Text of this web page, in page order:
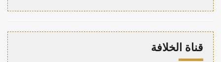
قناة الخلافة